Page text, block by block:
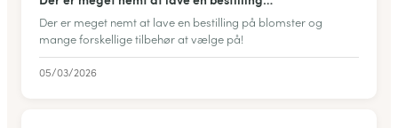
Der er meget nemt at lave en bestilling på blomster og
mange forskellige tilbehør at vælge på!
05/03/2026